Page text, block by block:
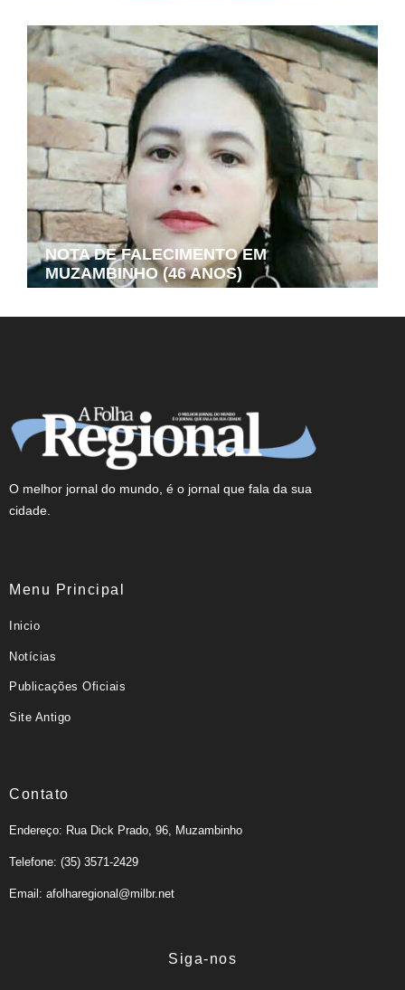
NOTA DE FALECIMENTO EM
MUZAMBINHO (46 ANOS)
O melhor jornal do mundo, é o jornal que fala da sua
cidade.
Menu Principal
Inicio
Notícias
Publicações Oficiais
Site Antigo
Contato
Endereço: Rua Dick Prado, 96, Muzambinho
Telefone: (35) 3571-2429
Email: afolharegional@milbr.net
Siga-nos